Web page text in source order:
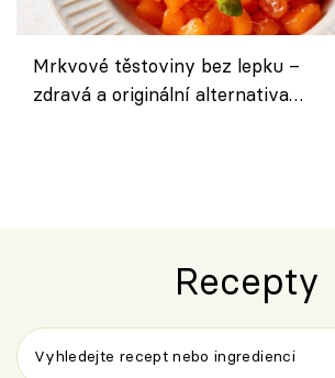
Mrkvové těstoviny bez lepku –
zdravá a originální alternativa
Recepty